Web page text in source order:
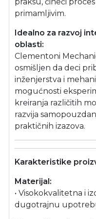
primamljivim.
Idealno za razvoj
oblasti:
Clementoni
osmišljen da deci
inženjerstva i
mogućnosti
kreiranja različitih
razvija
praktičnih izazova.
Karakteristike
Materijal:
• Visokokvalitetna i
dugotrajnu